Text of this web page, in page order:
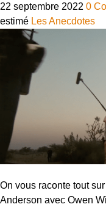
22 septembre 2022 0
estimé Les Anecdotes
On vous raconte tout
Anderson avec Owen